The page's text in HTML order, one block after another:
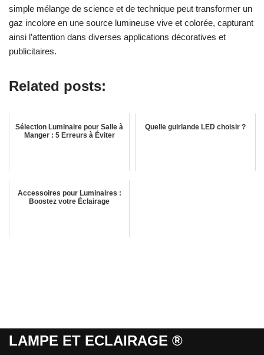
simple mélange de science et de technique peut transformer un
gaz incolore en une source lumineuse vive et colorée, capturant
ainsi l’attention dans diverses applications décoratives et
publicitaires.
Related posts:
Sélection Luminaire pour Salle à
Manger : 5 Erreurs à Éviter
Quelle guirlande LED choisir ?
Accessoires pour Luminaires :
Boostez votre Éclairage
LAMPE ET ECLAIRAGE ®